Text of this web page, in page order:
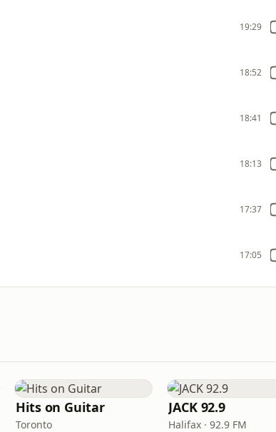
19:29
18:52
18:41
18:13
17:37
17:05
Hits on Guitar
Toronto
JACK 92.9
Halifax · 92.9 FM